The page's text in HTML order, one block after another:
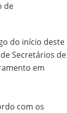
de
do início deste
Secretários de
em
com os